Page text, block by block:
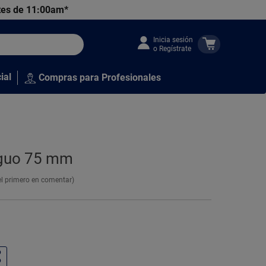
de 11:00am*
Inicia sesión
o Regístrate
Compras para Profesionales
75 mm
primero en comentar)